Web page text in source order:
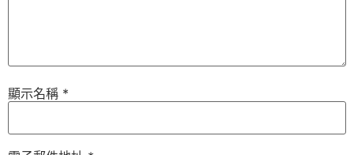
顯示名稱 *